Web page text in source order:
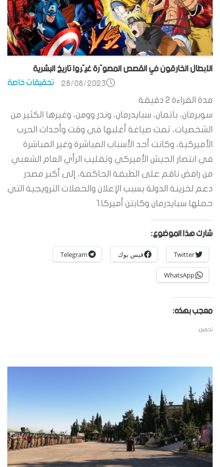
الأبطال الخارقون في القصص المصوّرة غيّروا تاريخ البشرية
تحقيقات خاصة 28/08/2023
مدة القراءة 2 دقيقة
سوبرمان، باتمان، سبايدرمان، وندر وومن، وغيرها الكثير من
الشخصيات، تمت صياغة أغلبها في وقت وأحداث الحرب
الأميركية، وكانت أحد الأسباب المباشرة وغير المباشرة
في انتصار الجيش الأميركي وتقليب الرأي العام الشعبي
من رافض ناقم على الطبقة الحاكمة، إلى أكبر مصدر
دعم لخزينة الدولة بسبب الإعلان والحملات الترويجية التي
حملها سبايدرمان وكابتن أميركا.1
شارك هذا الموضوع:
Twitter فيس بوك Telegram
WhatsApp
معجب بهذه:
تحميل...